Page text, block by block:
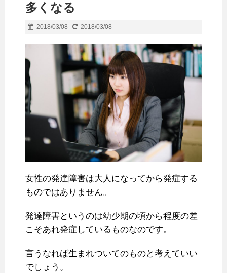
多くなる
2018/03/08 2018/03/08
女性の発達障害は大人になってから発症する
ものではありません。
発達障害というのは幼少期の頃から程度の差
こそあれ発症しているものなのです。
言うなれば生まれついてのものと考えていい
でしょう。